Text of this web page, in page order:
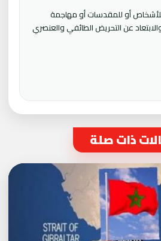
أو للمقدسات أو مهاجمة
والابتعاد عن التحريض الطائفي والعنصري
ذات صلة